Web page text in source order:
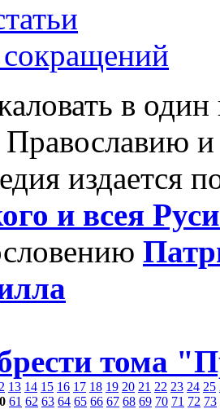
в
издается
и всея
тома
13 14 15 16 17 18 19 20 21 22 23 24 25
61 62 63 64 65 66 67 68 69 70 71 72 73